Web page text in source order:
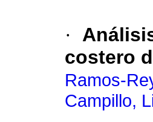
·
costero
Ramos-
Campillo,